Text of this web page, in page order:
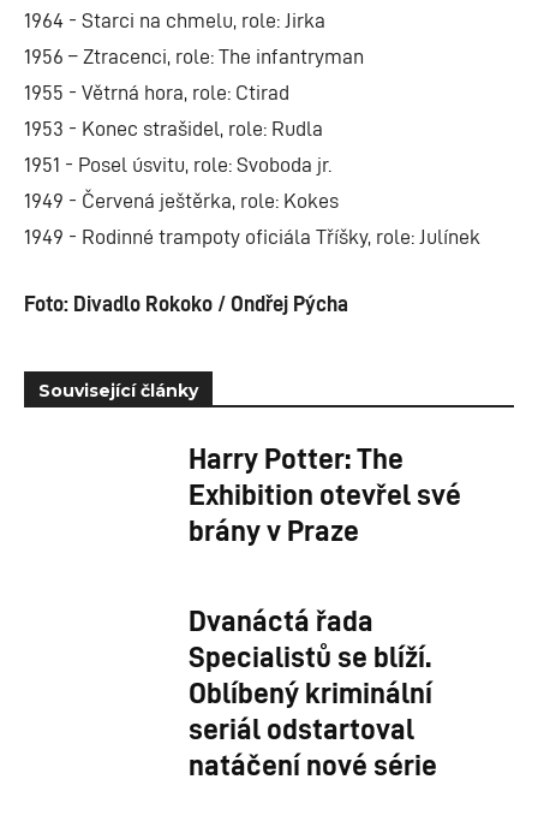
1964 - Starci na chmelu, role: Jirka
1956 – Ztracenci, role: The infantryman
1955 - Větrná hora, role: Ctirad
1953 - Konec strašidel, role: Rudla
1951 - Posel úsvitu, role: Svoboda jr.
1949 - Červená ještěrka, role: Kokes
1949 - Rodinné trampoty oficiála Tříšky, role: Julínek
Foto: Divadlo Rokoko / Ondřej Pýcha
Související články
Harry Potter: The
Exhibition otevřel své
brány v Praze
Dvanáctá řada
Specialistů se blíží.
Oblíbený kriminální
seriál odstartoval
natáčení nové série